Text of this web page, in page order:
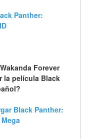
Panther:
Forever
la película Black
Black Panther: